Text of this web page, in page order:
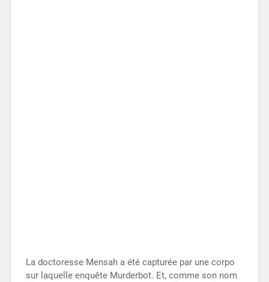
La doctoresse Mensah a été capturée par une corpo
sur laquelle enquête Murderbot. Et, comme son nom